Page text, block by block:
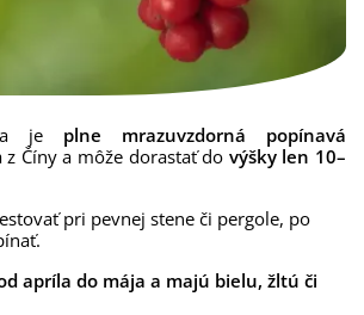
je plne mrazuvzdorná popínavá
z Číny a môže dorastať do výšky len 10–
pri pevnej stene či pergole, po
apríla do mája a majú bielu, žltú či